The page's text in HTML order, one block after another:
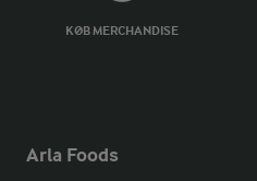
KØB MERCHANDISE
Arla Foods